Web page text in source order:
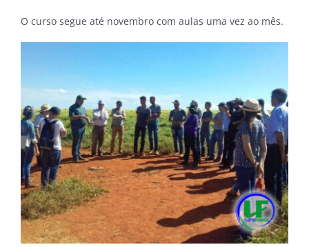
O curso segue até novembro com aulas uma vez ao mês.